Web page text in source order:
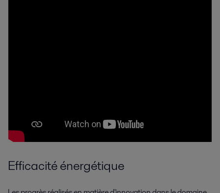
Efficacité énergétique